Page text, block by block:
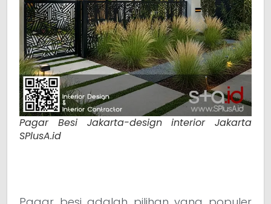
Pagar Besi Jakarta-design interior Jakarta
SPlusA.id